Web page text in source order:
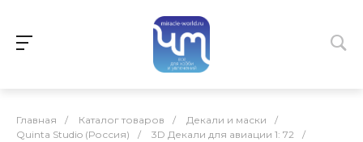
Главная / Каталог товаров / Декали и маски
/
Quinta Studio (Россия)
/ 3D Декали для авиации 1: 72
/